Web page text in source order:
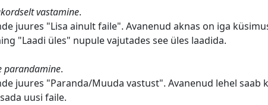
vastamine.
juures "Lisa ainult faile". Avanenud aknas on iga
"Laadi üles" nupule vajutades see üles laadida.
parandamine.
juures "Paranda/Muuda vastust". Avanenud lehel saab
uusi faile.